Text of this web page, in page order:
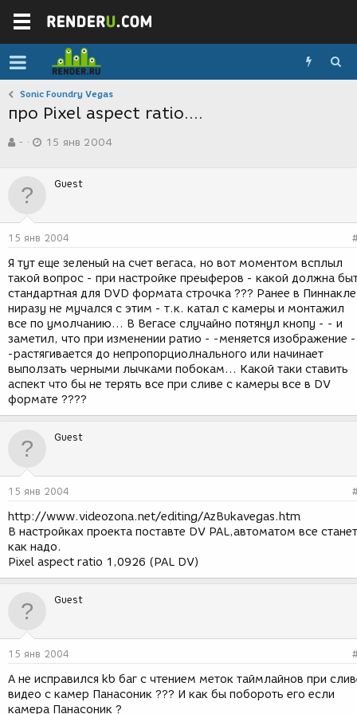
Sonic Foundry Vegas
про Pixel aspect ratio....
в
р
м
-
а
д
н
и
я
15 янв 2004
Guest
15 янв 2004
Я тут еще зеленый на счет вегаса, но вот моментом всплыл
такой вопрос - при настройке преыферов - какой должна
стандартная для DVD формата строчка ??? Ранее в
ниразу не мучался с этим - т.к. катал с камеры и монтажил
все по умолчанию... В Вегасе случайно потянул кнопу - - и
заметил, что при изменении ратио - -меняется изображение -
-растягивается до непропорциолнального или начинает
выползать черными лычками побокам... Какой таки ставить
аспект что бы не терять все при сливе с камеры все в DV
формате ????
Guest
15 янв 2004
http://www.videozona.net/editing/AzBukavegas.htm
В настройках проекта поставте DV PAL,автоматом все станет
как надо.
Pixel aspect ratio 1,0926 (PAL DV)
Guest
15 янв 2004
А не исправился kb баг с чтением меток таймлайнов при
видео с камер Панасоник ??? И как бы побороть его если
камера Панасоник ?